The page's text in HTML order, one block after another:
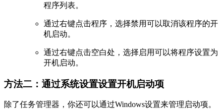
程序列表。
通过右键点击程序，选择禁用可以取消该程序的开
机启动。
通过右键点击空白处，选择启用可以将程序设置为
开机启动。
方法二：通过系统设置设置开机启动项
除了任务管理器，你还可以通过Windows设置来管理启动项。